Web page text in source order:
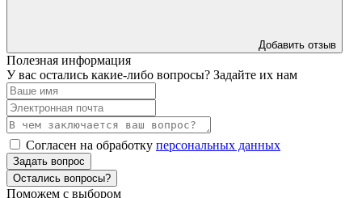
Добавить отзыв
Полезная информация
У вас остались какие-либо вопросы? Задайте их нам
Согласен на обработку персональных данных
Задать вопрос
Остались вопросы?
Поможем с выбором